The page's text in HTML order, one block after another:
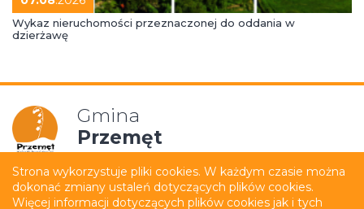
Wykaz nieruchomości przeznaczonej do oddania w
dzierżawę
Gmina
Przemęt
Mapa strony Polityka prywatności
Strona wykorzystuje pliki cookies. W każdym czasie można
dokonać zmiany ustaleń dotyczących plików cookies.
Więcej informacji dotyczących plików cookies jak i tych